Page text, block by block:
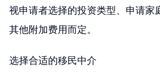
视申请者选择的投资类型、申请家
其他附加费用而定。
选择合适的移民中介